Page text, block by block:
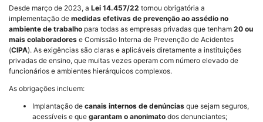
Desde março de 2023, a Lei 14.457/22 tornou obrigatória a
implementação de medidas efetivas de prevenção ao assédio no
ambiente de trabalho para todas as empresas privadas que tenham 20 ou
mais colaboradores e Comissão Interna de Prevenção de Acidentes
(CIPA). As exigências são claras e aplicáveis diretamente a instituições
privadas de ensino, que muitas vezes operam com número elevado de
funcionários e ambientes hierárquicos complexos.
As obrigações incluem:
Implantação de canais internos de denúncias que sejam seguros,
acessíveis e que garantam o anonimato dos denunciantes;